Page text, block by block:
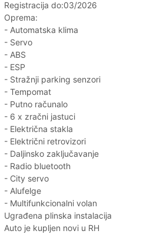
Registracija do:03/2026
Oprema:
- Automatska klima
- Servo
- ABS
- ESP
- Stražnji parking senzori
- Tempomat
- Putno računalo
- 6 x zračni jastuci
- Električna stakla
- Električni retrovizori
- Daljinsko zaključavanje
- Radio bluetooth
- City servo
- Alufelge
- Multifunkcionalni volan
Ugrađena plinska instalacija
Auto je kupljen novi u RH